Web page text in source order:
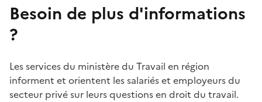
Besoin de plus d'informations
?
Les services du ministère du Travail en région
informent et orientent les salariés et employeurs du
secteur privé sur leurs questions en droit du travail.